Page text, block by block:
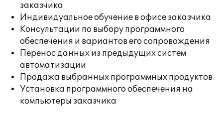
заказчика
Индивидуальное обучение в офисе заказчика
Консультации по выбору программного
обеспечения и вариантов его сопровождения
Перенос данных из предыдущих систем
автоматизации
Продажа выбранных программных продуктов
Установка программного обеспечения на
компьютеры заказчика